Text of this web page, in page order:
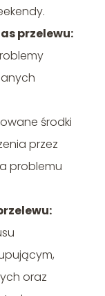
przelewu:
środki
przez
problemu
oraz